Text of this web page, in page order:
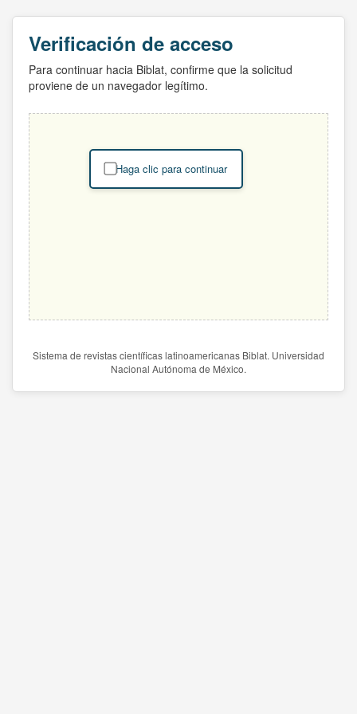
Verificación de acceso
Para continuar hacia Biblat, confirme que la solicitud
proviene de un navegador legítimo.
Haga clic para continuar
Sistema de revistas científicas latinoamericanas Biblat. Universidad
Nacional Autónoma de México.